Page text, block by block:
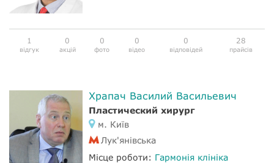
1
відгук
0
акцій
0
фото
0
відео
0
відповідей
28
прайсів
Храпач Василий Васильевич
Пластический хирург
м. Київ
Лук'янівська
Місце роботи: Гармонія клініка